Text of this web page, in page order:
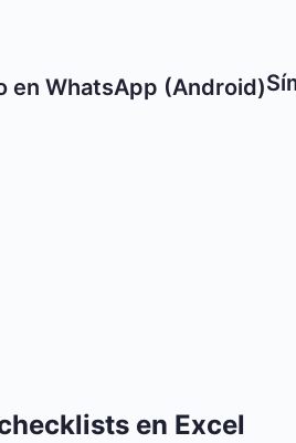
en WhatsApp (Android)
en Excel